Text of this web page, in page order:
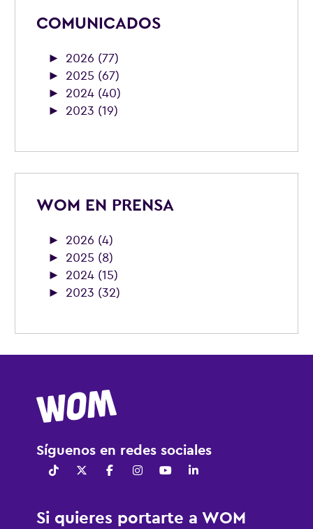
COMUNICADOS
► 2026 (77)
► 2025 (67)
► 2024 (40)
► 2023 (19)
WOM EN PRENSA
► 2026 (4)
► 2025 (8)
► 2024 (15)
► 2023 (32)
Síguenos en redes sociales
Si quieres portarte a WOM